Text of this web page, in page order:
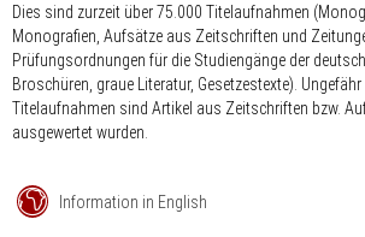
Dies sind zurzeit über 75.000 Titelaufnahmen
Monografien, Aufsätze aus Zeitschriften und
Prüfungsordnungen für die Studiengänge der
Broschüren, graue Literatur, Gesetzestexte).
Titelaufnahmen sind Artikel aus Zeitschriften bzw.
ausgewertet wurden.
Information in English